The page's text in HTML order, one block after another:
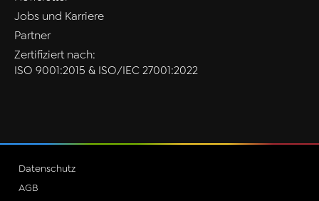
Jobs und Karriere
Partner
Zertifiziert nach:
ISO 9001:2015 & ISO/IEC 27001:2022
AGB
Datenschutz